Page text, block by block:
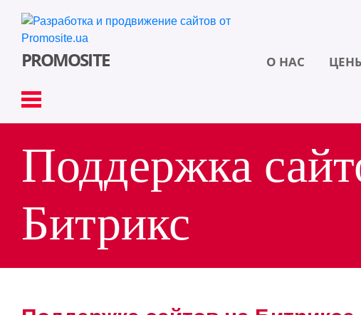
PROMOSITE О НАС
ВХОД
Поддержка
Битрикс